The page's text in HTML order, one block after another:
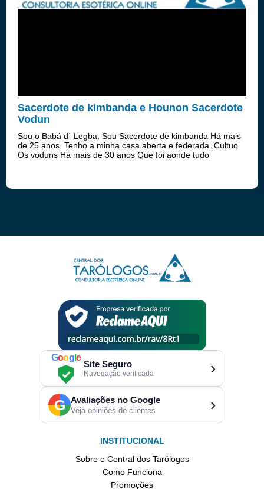
Sacerdote de kimbanda e Hounon Sacerdote
Vodun
Sou o Babá d´ Legba, Sou Sacerdote de kimbanda Há mais
de 25 anos. Tenho a minha casa aberta e federada. Cultuo
Os voduns Há mais de 30 anos Que foi aonde tudo
Google
Site Seguro
Navegação verificada ›
G Avaliações no Google
Veja opiniões de clientes ›
INSTITUCIONAL
Sobre o Central dos Tarólogos
Como Funciona
Promoções